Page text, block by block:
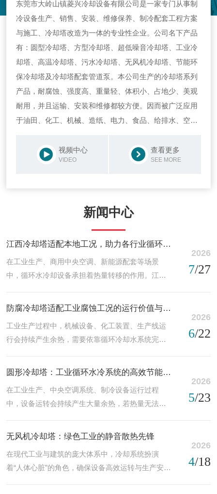
东莞市大岭山镇菱兴冷却设备有限公司是一家专门从事制
冷设备生产、销售、安装、维修保养、制冷配套工程方案
与施工、冷却塔改造为一体的专业性企业。公司名下产品
有：圆型冷却塔、方型冷却塔、超低噪音冷却塔、工业冷
却塔、高温冷却塔、污水冷却塔、无风机冷却塔、节能环
保冷却塔及冷却塔配套管道泵。本公司生产的冷却塔系列
产品，耐腐蚀、强度高、重量轻、体积小、占地少、美观
耐用，并且运输、安装和维修都较方便。因而被广泛应用
于油田、化工、机械、造纸、电力、食品、给排水、空
号齐全，性能*，质优价廉，深受用户欢迎。拥有多方面技
术人才及丰富的理论与实践经验。为您提供*的制冷系统解
冷却塔、钢结构冷却塔、不锈钢冷却塔、闭式冷却塔、侧
备...
视频中心
VIDEO
查看更多
SEE MORE
新闻中心
江西冷却塔适配本地工况，助力各行业循环冷却稳定运行
在工业生产、商用中央空调、新能源配套等场景
中，循环水冷却设备承担着热量转移的作用。江西
点，广泛服务省内各地工业园区、商业楼宇、制造
于亚热带季风气候，夏季气温偏高、空气湿度较
大，空气湿球温度直接影响冷却塔实际散热表现。
选购江西冷却塔时，不能单纯参照设备标称参数，
应当结合本地夏季气象数据核算散热能力，预留合
2026
7/27
防腐冷却塔适配工业腐蚀工况的运行价值与应用实践
工业生产过程中，机械设备、化工装置、生产线运
行会持续产生余热，需要依靠循环冷却水系统完成
系统的核心散热设备，长期接触水汽、粉尘以及各
环保等工况中，容易出现锈蚀、老化、剥落等问
题，影响散热效率与设备使用寿命。防腐冷却塔针
对腐蚀类工业环境专项设计，通过特殊材质与结构
工艺优化，适配复杂工况的长期运行需求，成为高
2026
6/22
圆形冷却塔：工业循环水冷系统的高效节能核心设备
在工业生产、中央空调系统、制冷设备运行过程
中，设备运转会持续产生大量余热，若热量无法及
用寿命缩短，甚至引发设备故障。作为循环水散热
散热效率高、耐腐蚀、运行稳定、造价经济等多重
优势，广泛应用于化工、电力、机械制造、暖通空
调、食品加工等众多行业，是现代工业生产与建筑
2026
5/23
无风机冷却塔：绿色工业的静音散热先锋
在现代工业与建筑的庞大体系中，冷却系统扮演
着“人体心脏”的角色，确保设备高效运转与生产安
2026
4/18